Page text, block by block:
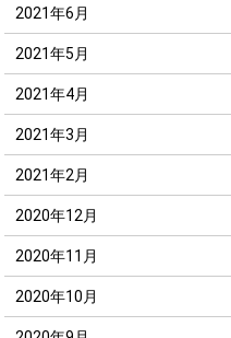
2021年6月
2021年5月
2021年4月
2021年3月
2021年2月
2020年12月
2020年11月
2020年10月